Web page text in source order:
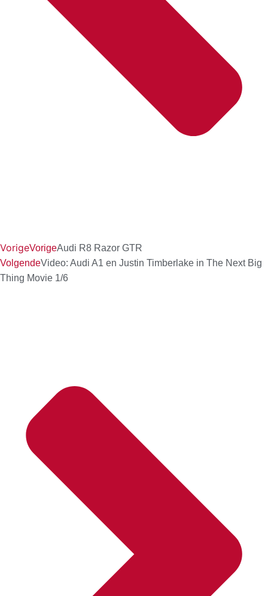
VorigeVorigeAudi R8 Razor GTR
VolgendeVideo: Audi A1 en Justin Timberlake in The Next Big
Thing Movie 1/6